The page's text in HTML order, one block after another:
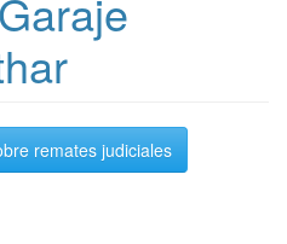
remates judiciales